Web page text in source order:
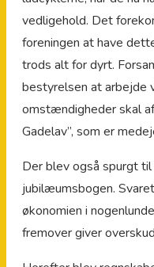
vedligehold. Det
foreningen at have
trods alt for dyrt.
bestyrelsen at arbejde
omstændigheder skal
Gadelav”, som er
Der blev også spurgt
jubilæumsbogen.
økonomien i
fremover giver